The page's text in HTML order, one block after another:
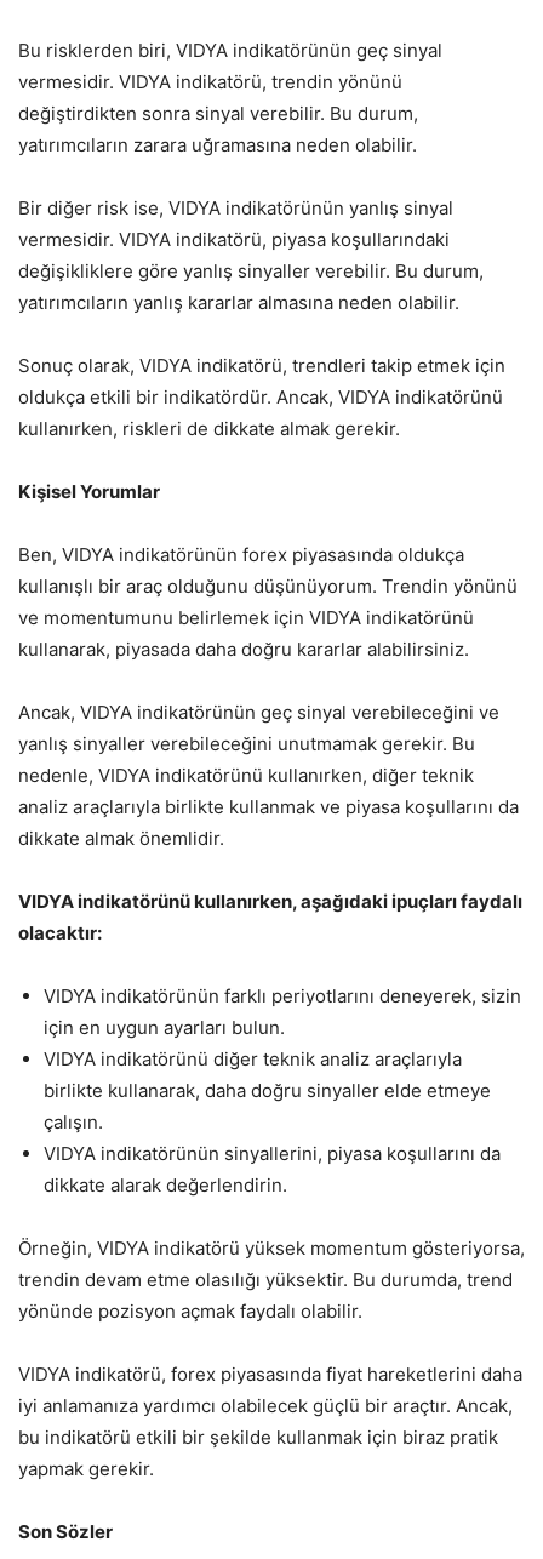
Bu risklerden biri, VIDYA indikatörünün geç sinyal
vermesidir. VIDYA indikatörü, trendin yönünü
değiştirdikten sonra sinyal verebilir. Bu durum,
yatırımcıların zarara uğramasına neden olabilir.
Bir diğer risk ise, VIDYA indikatörünün yanlış sinyal
vermesidir. VIDYA indikatörü, piyasa koşullarındaki
değişikliklere göre yanlış sinyaller verebilir. Bu durum,
yatırımcıların yanlış kararlar almasına neden olabilir.
Sonuç olarak, VIDYA indikatörü, trendleri takip etmek için
oldukça etkili bir indikatördür. Ancak, VIDYA indikatörünü
kullanırken, riskleri de dikkate almak gerekir.
Kişisel Yorumlar
Ben, VIDYA indikatörünün forex piyasasında oldukça
kullanışlı bir araç olduğunu düşünüyorum. Trendin yönünü
ve momentumunu belirlemek için VIDYA indikatörünü
kullanarak, piyasada daha doğru kararlar alabilirsiniz.
Ancak, VIDYA indikatörünün geç sinyal verebileceğini ve
yanlış sinyaller verebileceğini unutmamak gerekir. Bu
nedenle, VIDYA indikatörünü kullanırken, diğer teknik
analiz araçlarıyla birlikte kullanmak ve piyasa koşullarını da
dikkate almak önemlidir.
VIDYA indikatörünü kullanırken, aşağıdaki ipuçları faydalı
olacaktır:
VIDYA indikatörünün farklı periyotlarını deneyerek, sizin
için en uygun ayarları bulun.
VIDYA indikatörünü diğer teknik analiz araçlarıyla
birlikte kullanarak, daha doğru sinyaller elde etmeye
çalışın.
VIDYA indikatörünün sinyallerini, piyasa koşullarını da
dikkate alarak değerlendirin.
Örneğin, VIDYA indikatörü yüksek momentum gösteriyorsa,
trendin devam etme olasılığı yüksektir. Bu durumda, trend
yönünde pozisyon açmak faydalı olabilir.
VIDYA indikatörü, forex piyasasında fiyat hareketlerini daha
iyi anlamanıza yardımcı olabilecek güçlü bir araçtır. Ancak,
bu indikatörü etkili bir şekilde kullanmak için biraz pratik
yapmak gerekir.
Son Sözler